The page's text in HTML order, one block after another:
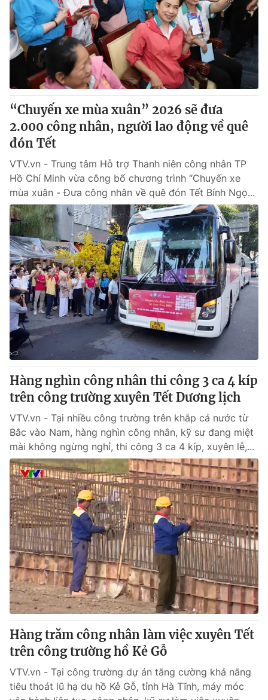
“Chuyến xe mùa xuân” 2026 sẽ đưa
2.000 công nhân, người lao động về quê
đón Tết
VTV.vn - Trung tâm Hỗ trợ Thanh niên công nhân TP
Hồ Chí Minh vừa công bố chương trình “Chuyến xe
mùa xuân - Đưa công nhân về quê đón Tết Bính Ngọ...
Hàng nghìn công nhân thi công 3 ca 4 kíp
trên công trường xuyên Tết Dương lịch
VTV.vn - Tại nhiều công trường trên khắp cả nước từ
Bắc vào Nam, hàng nghìn công nhân, kỹ sư đang miệt
mài không ngừng nghỉ, thi công 3 ca 4 kíp, xuyên lễ,...
Hàng trăm công nhân làm việc xuyên Tết
trên công trường hồ Kẻ Gỗ
VTV.vn - Tại công trường dự án tăng cường khả năng
tiêu thoát lũ hạ du hồ Kẻ Gỗ, tỉnh Hà Tĩnh, máy móc